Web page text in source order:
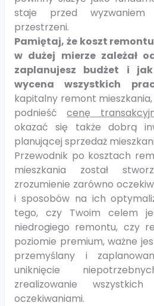
staje przed wyzwaniem
przestrzeni.
Pamiętaj, że koszt
w dużej mierze zależał
zaplanujesz budżet i
wycena wszystkich
kapitalny remont
podnieśćcenę
okazać się także dobrą
planującej sprzedaż
Przewodnik po kosztach
mieszkania został
zrozumienie zarówno
i sposobów na ich
tego, czy Twoim celem
niedrogiego remontu, czy
poziomie premium, ważne
przemyślany i
uniknięcie
zrealizowanie
oczekiwaniami.